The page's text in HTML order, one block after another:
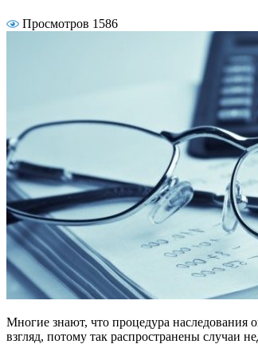
Просмотров 1586
Многие знают, что процедура наследования
взгляд, потому так распространены случаи